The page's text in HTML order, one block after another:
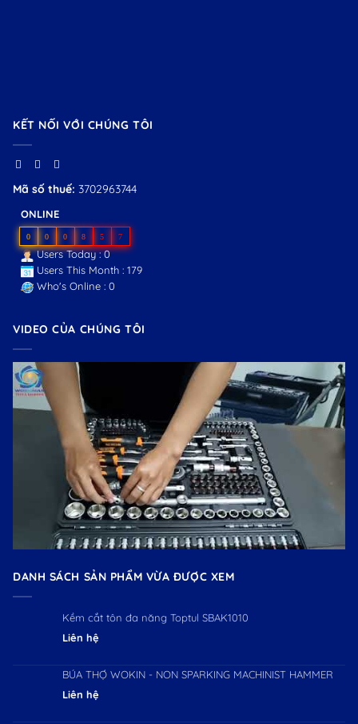
KẾT NỐI VỚI CHÚNG TÔI
Mã số thuế: 3702963744
ONLINE
0 0 0 8 5 7
Users Today : 0
Users This Month : 179
Who's Online : 0
VIDEO CỦA CHÚNG TÔI
DANH SÁCH SẢN PHẨM VỪA ĐƯỢC XEM
Kềm cắt tôn đa năng Toptul SBAK1010
Liên hệ
BÚA THỢ WOKIN - NON SPARKING MACHINIST HAMMER
Liên hệ